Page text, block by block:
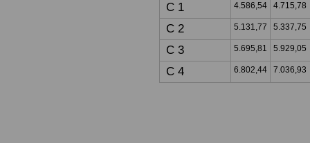
C 1 4.586,54 4.715,78
C 2 5.131,77 5.337,75
C 3 5.695,81 5.929,05
C 4 6.802,44 7.036,93